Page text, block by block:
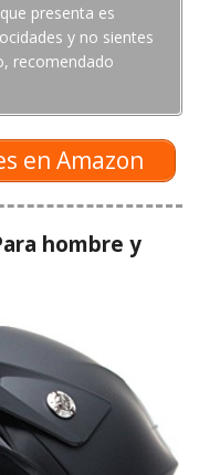
presenta es
y no sientes
recomendado
en Amazon
hombre y